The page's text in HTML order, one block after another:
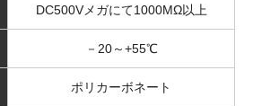
DC500Vメガにて1000MΩ以上
－20～+55℃
ポリカーボネート